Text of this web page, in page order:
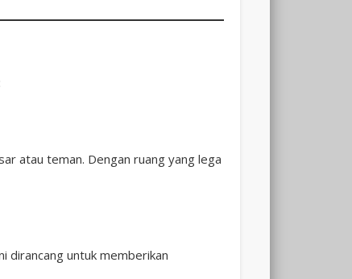
atau teman. Dengan ruang yang lega
dirancang untuk memberikan